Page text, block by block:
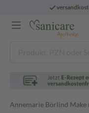
Annemarie Börlind Make